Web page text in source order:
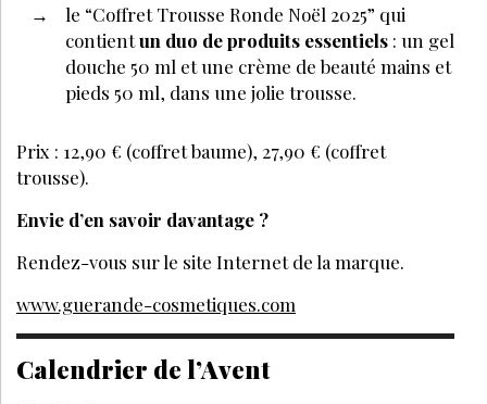
le “Coffret Trousse Ronde Noël 2025” qui
contientun duo de produits essentiels : un gel
douche 50 ml et une crème de beauté mains et
pieds 50 ml, dans une jolie trousse.
Prix : 12,90 € (coffret baume), 27,90 € (coffret
trousse).
Envie d’en savoir davantage ?
Rendez-vous sur le site Internet de la marque.
www.guerande-cosmetiques.com
Calendrier de l’Avent